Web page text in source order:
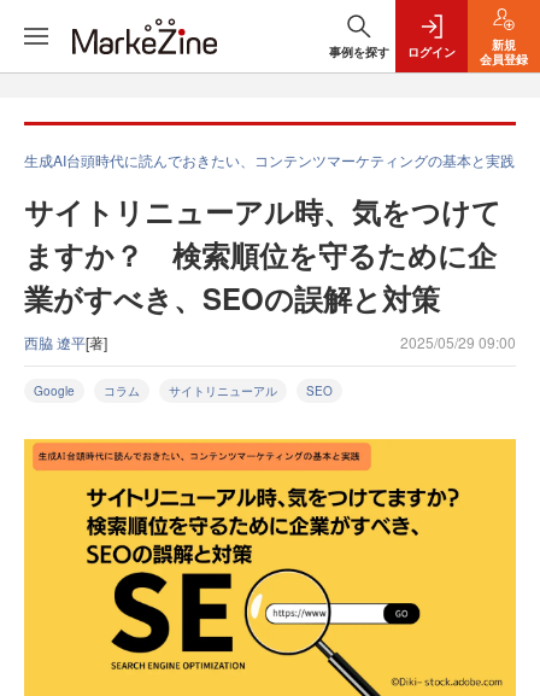
事例を探す ログイン
新規
会員登録
生成AI台頭時代に読んでおきたい、コンテンツマーケティングの基本と実践
サイトリニューアル時、気をつけて
ますか？ 検索順位を守るために企
業がすべき、SEOの誤解と対策
西脇 遼平[著] 2025/05/29 09:00
Google コラム サイトリニューアル SEO